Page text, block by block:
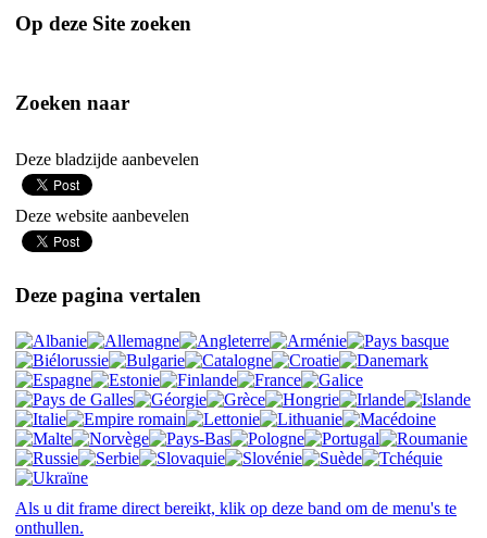
Op deze Site zoeken
Zoeken naar
Deze bladzijde aanbevelen
Deze website aanbevelen
Deze pagina vertalen
Als u dit frame direct bereikt, klik op deze band om de menu's te
onthullen.